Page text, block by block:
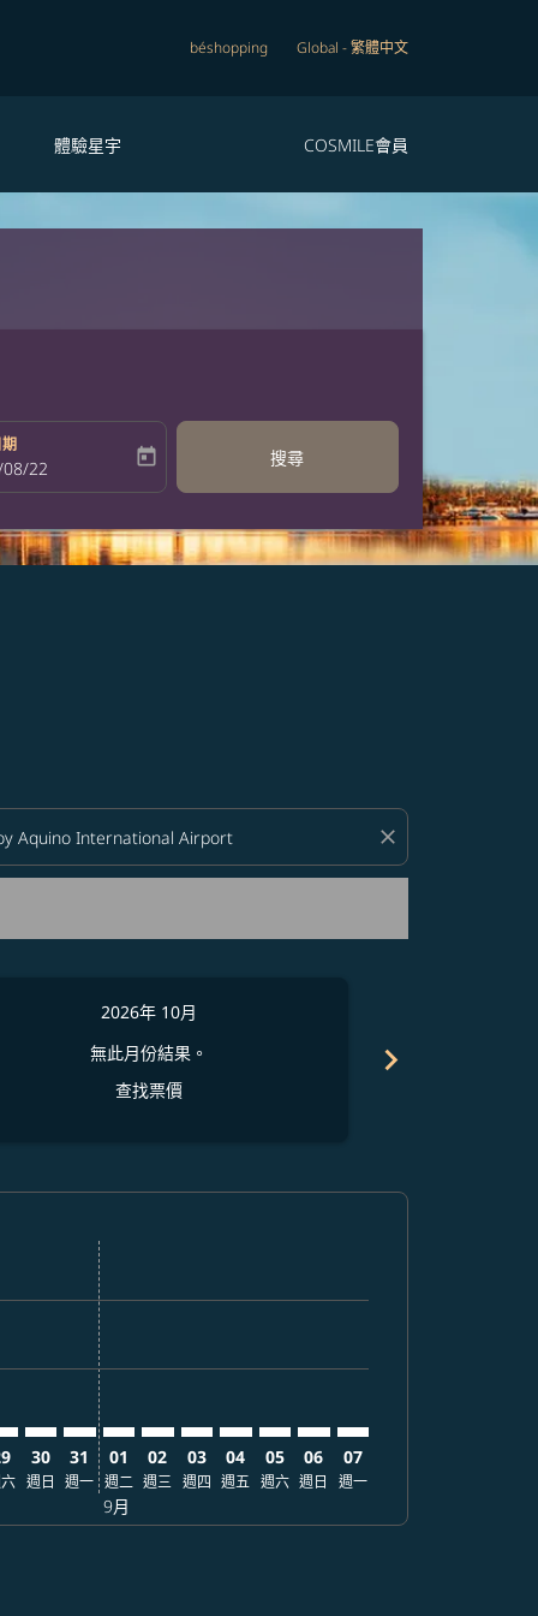
béshopping Global -繁體中文
體驗星宇 COSMILE會員
return-date-aria-label
22 today 搜尋
close
2026年 10月
無此月份結果。
查找票價
chevron_right
查找票價
查找票價查找票價
disclaimer. 查找票價
offers-disclaimer. 查找票價
view-offers-disclaimer. 查找票價
cmp-view-offers-disclaimer. 查找票價
cmp-view-offers-disclaimer. 查找票價
cmp-view-offers-disclaimer. 查找票價
AUS–MNL: cmp-view-offers-disclaimer. 查找票價
30
週日
AUS–MNL: cmp-view-offers-disclaimer. 查找票價
31
週一
01
週二
9月
02
週三
03
週四
04
週五
05
週六
06
週日
07
週一